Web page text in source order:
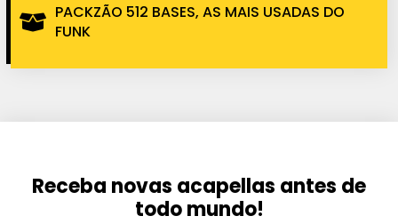
PACKZÃO 512 BASES, AS MAIS USADAS DO
FUNK
Receba novas acapellas antes de
todo mundo!